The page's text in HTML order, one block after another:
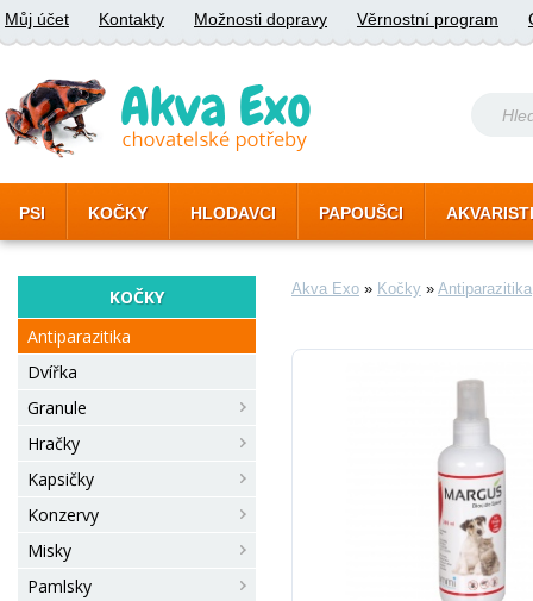
Můj účet Kontakty Možnosti dopravy Věrnostní program
PSI KOČKY HLODAVCI PAPOUŠCI
KOČKY
Antiparazitika
Dvířka
Granule
Hračky
Kapsičky
Konzervy
Misky
Pamlsky
Akva Exo » Kočky » Antiparazitika